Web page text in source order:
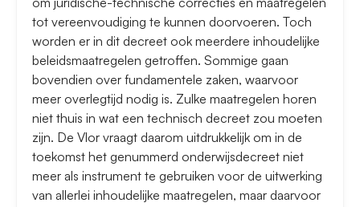
tot vereenvoudiging te kunnen doorvoeren. Toch
worden er in dit decreet ook meerdere inhoudelijke
beleidsmaatregelen getroffen. Sommige gaan
bovendien over fundamentele zaken, waarvoor
meer overlegtijd nodig is. Zulke maatregelen horen
niet thuis in wat een technisch decreet zou moeten
zijn. De Vlor vraagt daarom uitdrukkelijk om in de
toekomst het genummerd onderwijsdecreet niet
meer als instrument te gebruiken voor de uitwerking
van allerlei inhoudelijke maatregelen, maar daarvoor